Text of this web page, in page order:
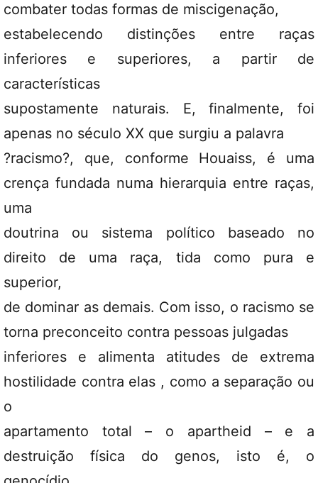
combater todas formas de miscigenação,
estabelecendo distinções entre raças
inferiores e superiores, a partir de
características
supostamente naturais. E, finalmente, foi
apenas no século XX que surgiu a palavra
?racismo?, que, conforme Houaiss, é uma
crença fundada numa hierarquia entre raças,
uma
doutrina ou sistema político baseado no
direito de uma raça, tida como pura e
superior,
de dominar as demais. Com isso, o racismo se
torna preconceito contra pessoas julgadas
inferiores e alimenta atitudes de extrema
hostilidade contra elas , como a separação ou
o
apartamento total – o apartheid – e a
destruição física do genos, isto é, o